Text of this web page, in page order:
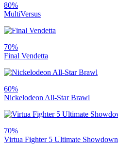
80%
MultiVersus
70%
Final Vendetta
60%
Nickelodeon All-Star Brawl
70%
Virtua Fighter 5 Ultimate Showdown